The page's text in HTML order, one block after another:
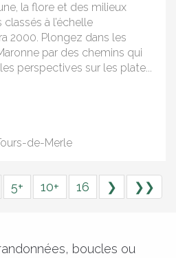
la flore et des milieux
à l’échelle
2000. Plongez dans les
par des chemins qui
perspectives sur les plate...
de-Merle
5+ 10+ 16 ❯ ❯❯
boucles ou